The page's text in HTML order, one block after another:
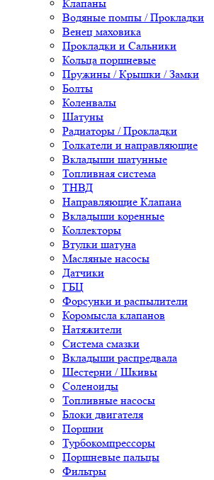
Клапаны
Водяные помпы / Прокладки
Венец маховика
Прокладки и Сальники
Кольца поршневые
Пружины / Крышки / Замки
Болты
Коленвалы
Шатуны
Радиаторы / Прокладки
Толкатели и направляющие
Вкладыши шатунные
Топливная система
ТНВД
Направляющие Клапана
Вкладыши коренные
Коллекторы
Втулки шатуна
Масляные насосы
Датчики
ГБЦ
Форсунки и распылители
Коромысла клапанов
Натяжители
Система смазки
Вкладыши распредвала
Шестерни / Шкивы
Соленоиды
Топливные насосы
Блоки двигателя
Поршни
Турбокомпрессоры
Поршневые пальцы
Фильтры